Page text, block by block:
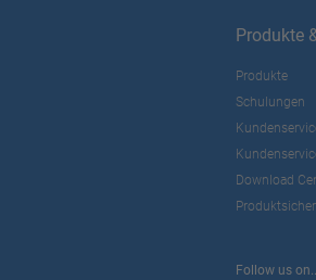
Produkte
Produkte
Schulungen
Download
Follow us